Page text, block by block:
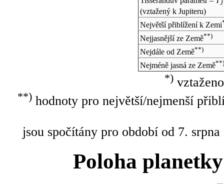
J
(vztažený k Jupiteru)
Největší přiblížení k Zemi
Nejjasnější ze Země**)
Nejdále od Země**)
Nejméně jasná ze Země**)
*)
**)hodnoty pro největší/nejmenší
jsou spočítány pro období od 7.
Poloha